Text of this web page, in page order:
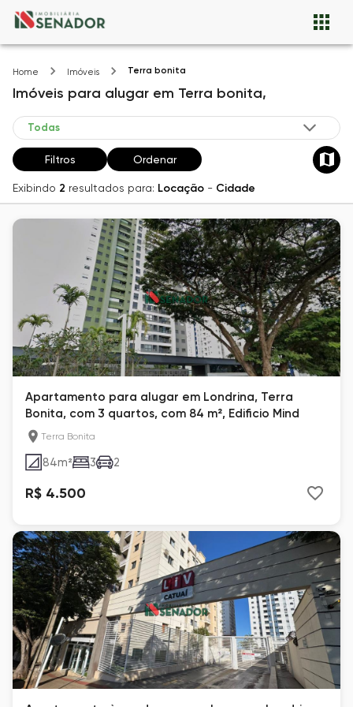
Home Imóveis Terra bonita
Imóveis para alugar em Terra bonita,
Filtros Ordenar
Exibindo 2 resultados para: Locação - Cidade
Apartamento para alugar em Londrina, Terra
Bonita, com 3 quartos, com 84 m², Edificio Mind
Terra Bonita
84m² 3 2
R$ 4.500